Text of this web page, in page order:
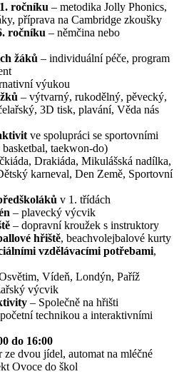
ročníku – metodika Jolly Phonics,
příprava na Cambridge zkoušky
ročníku – němčina nebo
žáků – individuální péče, program
výukou
– výtvarný, rukodělný, pěvecký,
3D tisk, plavání, Věda nás
ve spolupráci se sportovními
taekwon-do)
Drakiáda, Mikulášská nadílka,
karneval, Den Země, Sportovní
v 1. třídách
– plavecký výcvik
– dopravní kroužek s instruktory
hřiště, beachvolejbalové kurty
vzdělávacími potřebami,
Vídeň, Londýn, Paříž
výcvik
– Společně na hřišti
technikou a interaktivními
do 16:00
ze dvou jídel, automat na mléčné
Ovoce do škol